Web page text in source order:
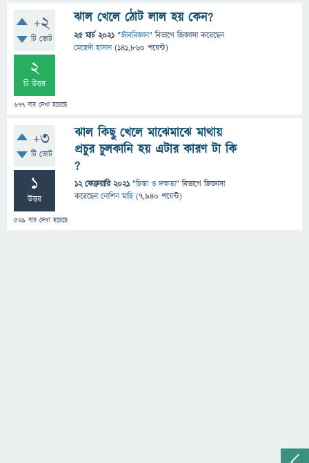
+2
টি ভোট
2
টি উত্তর
677 বার দেখা হয়েছে
ঝাল খেলে ঠোট লাল হয় কেন?
25 মার্চ 2021 "জীববিজ্ঞান" বিভাগে জিজ্ঞাসাকরেছেন
মেহেদী হাসান (141,860 পয়েন্ট)
+3
টি ভোট
1
উত্তর
529 বার দেখা হয়েছে
ঝাল কিছু খেলে মাঝেমাঝে মাথায়
প্রচুর চুলকানি হয় এটার কারণ টা কি
?
12 ফেব্রুয়ারি 2021 "চিন্তা ও দক্ষতা" বিভাগে জিজ্ঞাসা
করেছেননোশিন মাহি (7,940 পয়েন্ট)